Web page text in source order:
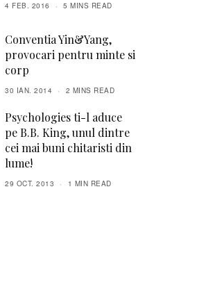
4 FEB. 2016 5 MINS READ
Conventia Yin&Yang,
provocari pentru minte si
corp
30 IAN. 2014 2 MINS READ
Psychologies ti-l aduce
pe B.B. King, unul dintre
cei mai buni chitaristi din
lume!
29 OCT. 2013 1 MIN READ